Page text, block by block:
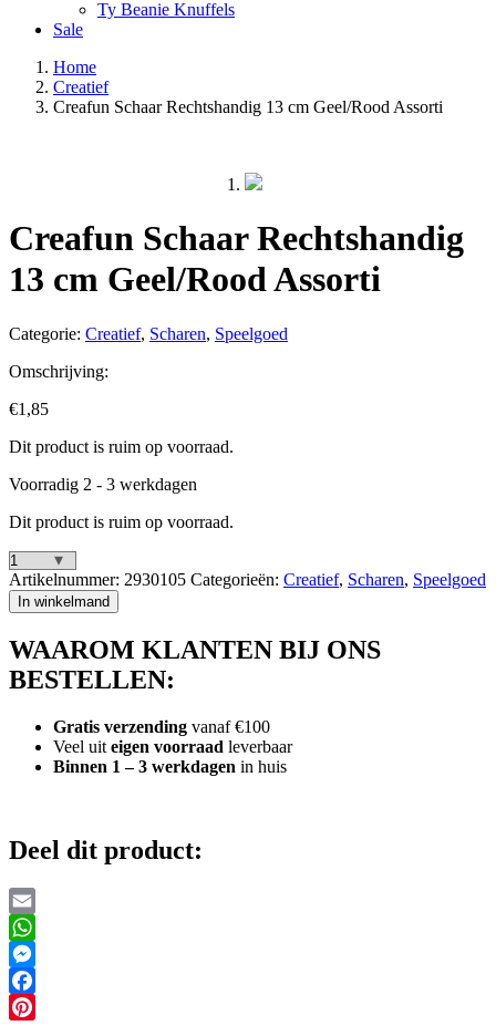
Ty Beanie Knuffels
Sale
Home
Creatief
Creafun Schaar Rechtshandig 13 cm Geel/Rood Assorti
Creafun Schaar Rechtshandig
13 cm Geel/Rood Assorti
Categorie: Creatief, Scharen, Speelgoed
Omschrijving:
€1,85
Dit product is ruim op voorraad.
Voorradig 2 - 3 werkdagen
Dit product is ruim op voorraad.
Creafun
Schaar
Rechtshandig
cm
Geel/Rood
Assorti
Artikelnummer: 2930105 Categorieën: Creatief, Scharen, Speelgoed
In winkelmand
WAAROM KLANTEN BIJ ONS
BESTELLEN:
Gratis verzending vanaf €100
Veel uit eigen voorraad leverbaar
Binnen 1 – 3 werkdagen in huis
Deel dit product:
Email
WhatsApp
Messenger
Facebook